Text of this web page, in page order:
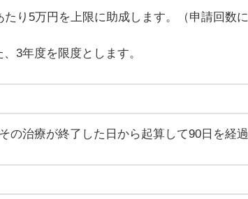
たり5万円を上限に助成します。（申請回数
3年度を限度とします。
治療が終了した日から起算して90日を経